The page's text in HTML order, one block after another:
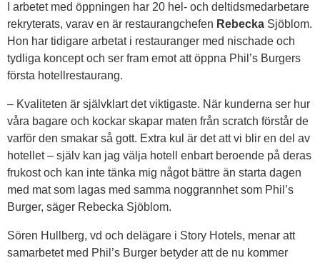
I arbetet med öppningen har 20 hel- och deltidsmedarbetare
rekryterats, varav en är restaurangchefen Rebecka Sjöblom.
Hon har tidigare arbetat i restauranger med nischade och
tydliga koncept och ser fram emot att öppna Phil’s Burgers
första hotellrestaurang.
– Kvaliteten är självklart det viktigaste. När kunderna ser hur
våra bagare och kockar skapar maten från scratch förstår de
varför den smakar så gott. Extra kul är det att vi blir en del av
hotellet – själv kan jag välja hotell enbart beroende på deras
frukost och kan inte tänka mig något bättre än starta dagen
med mat som lagas med samma noggrannhet som Phil’s
Burger, säger Rebecka Sjöblom.
Sören Hullberg, vd och delägare i Story Hotels, menar att
samarbetet med Phil’s Burger betyder att de nu kommer